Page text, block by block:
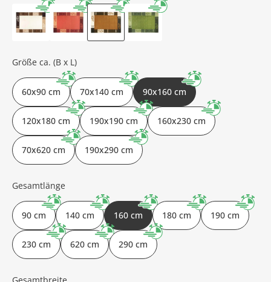
Größe ca. (B x L)
60x90 cm 70x140 cm 90x160 cm
120x180 cm 190x190 cm 160x230 cm
70x620 cm 190x290 cm
Gesamtlänge
90 cm 140 cm 160 cm 180 cm 190 cm
230 cm 620 cm 290 cm